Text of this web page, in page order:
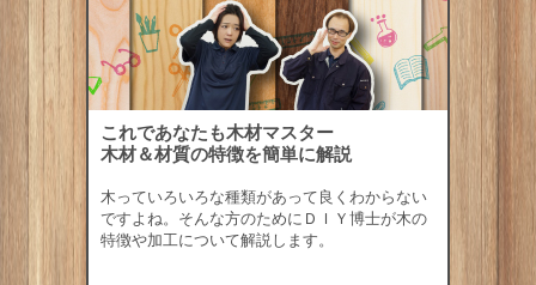
これであなたも木材マスター
木材＆材質の特徴を簡単に解説
木っていろいろな種類があって良くわからない
ですよね。そんな方のためにＤＩＹ博士が木の
特徴や加工について解説します。